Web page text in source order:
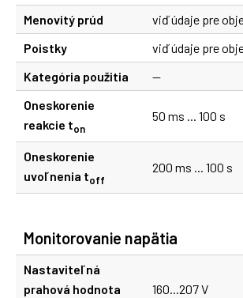
Menovitý prúd
viď údaje pre
Poistky
viď údaje pre
Kategória použitia
--
Oneskorenie
reakcie ton
50 ms ... 100 s
Oneskorenie
uvoľnenia toff
200 ms ... 100 s
Monitorovanie napätia
Nastaviteľná
prahová hodnota
160...207 V